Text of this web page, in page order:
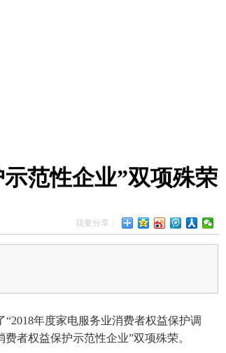
范性企业”双项殊荣
我要分享：
年度家电服务业消费者权益保护调
者权益保护示范性企业”双项殊荣。